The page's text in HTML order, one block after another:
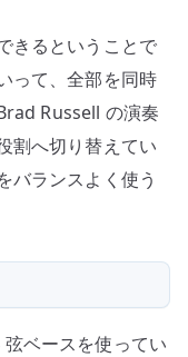
きるということで
って、全部を同時
Russell の演奏
割へ切り替えてい
バランスよく使う
ベースを使ってい